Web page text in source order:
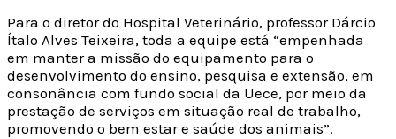
Para o diretor do Hospital Veterinário, professor Dárcio
Ítalo Alves Teixeira, toda a equipe está “empenhada
em manter a missão do equipamento para o
desenvolvimento do ensino, pesquisa e extensão, em
consonância com fundo social da Uece, por meio da
prestação de serviços em situação real de trabalho,
promovendo o bem estar e saúde dos animais”.